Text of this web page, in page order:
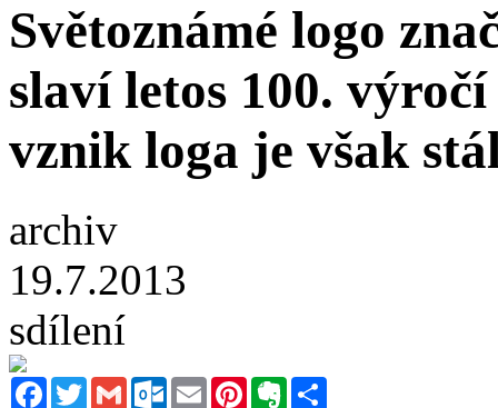
Světoznámé logo
slaví letos 100.
vznik loga je však
archiv
19.7.2013
sdílení
FacebookTwitterGmail Outlook.com
Email PinterestEvernote